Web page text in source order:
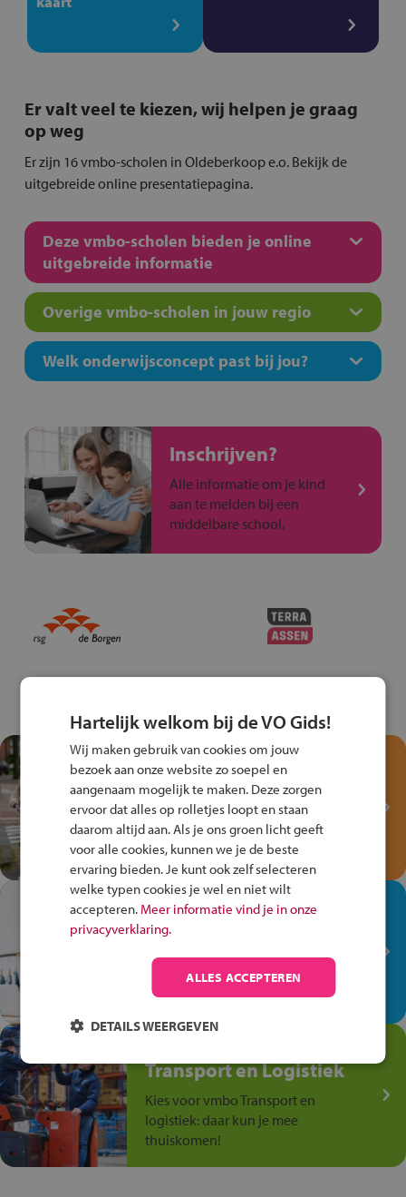
Er valt veel te kiezen, wij helpen je graag
op weg
Er zijn 16 vmbo-scholen in Oldeberkoop e.o. Bekijk de
uitgebreide online presentatiepagina.
Deze vmbo-scholen bieden je online
uitgebreide informatie
Overige vmbo-scholen in jouw regio
Welk onderwijsconcept past bij jou?
Inschrijven?
Alle informatie om je kind
aan te melden bij een
middelbare school.
Test je kennis met het
Fiets Veilig
Verkeersspel!
Speel het Fiets Veilig Verkeersspel
en win een Cortina-fiets!
In de winkel ben je op je
plek!
Ontdek via het vmbo jouw talent
op de winkelvloer, waar elke dag
anders is!
Transport en Logistiek
Kies voor vmbo Transport en
logistiek: daar kun je mee
thuiskomen!
Hartelijk welkom bij de VO Gids!
Wij maken gebruik van cookies om jouw
bezoek aan onze website zo soepel en
aangenaam mogelijk te maken. Deze zorgen
ervoor dat alles op rolletjes loopt en staan
daarom altijd aan. Als je ons groen licht geeft
voor alle cookies, kunnen we je de beste
ervaring bieden. Je kunt ook zelf selecteren
welke typen cookies je wel en niet wilt
accepteren. Meer informatie vind je in onze
privacyverklaring.
ALLES ACCEPTEREN
DETAILS WEERGEVEN